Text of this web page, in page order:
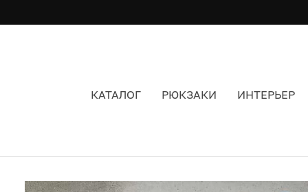
КАТАЛОГ РЮКЗАКИ ИНТЕРЬЕР